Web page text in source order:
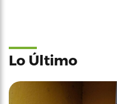
Lo Último